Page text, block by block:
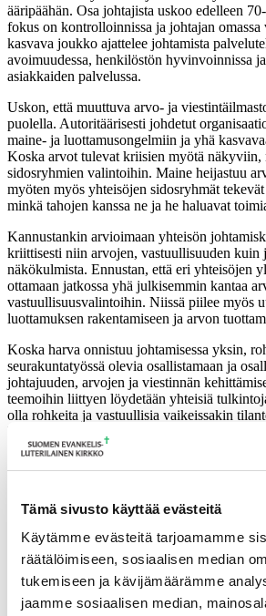
Tämä sivusto käyttää evästeitä
Käytämme evästeitä tarjoamamme
räätälöimiseen, sosiaalisen median
tukemiseen ja kävijämäärämme
jaamme sosiaalisen median,
ääripäähän. Osa johtajista uskoo edelleen
fokus on kontrolloinnissa ja johtajan omassa
kasvava joukko ajattelee johtamista
avoimuudessa, henkilöstön hyvinvoinnissa
asiakkaiden palvelussa.
Uskon, että muuttuva arvo- ja
puolella. Autoritäärisesti johdetut
maine- ja luottamusongelmiin ja yhä
Koska arvot tulevat kriisien myötä näkyviin,
sidosryhmien valintoihin. Maine heijastuu
myöten myös yhteisöjen sidosryhmät tekevät
minkä tahojen kanssa ne ja he haluavat
Kannustankin arvioimaan yhteisön
kriittisesti niin arvojen, vastuullisuuden kuin
näkökulmista. Ennustan, että eri yhteisöjen
ottamaan jatkossa yhä julkisemmin kantaa
vastuullisuusvalintoihin. Niissä piilee myös
luottamuksen rakentamiseen ja arvon
Koska harva onnistuu johtamisessa yksin,
seurakuntatyössä olevia osallistamaan ja
johtajuuden, arvojen ja viestinnän
teemoihin liittyen löydetään yhteisiä
olla rohkeita ja vastuullisia vaikeissakin
keskeinen voimavara, joka kirkastaa
ilmoittaudutaantäällä.
Dialogisin terveisin
Jukka Saksi
KTT, arvo- ja viestintävalmentaja